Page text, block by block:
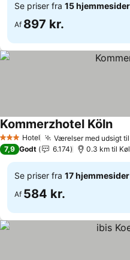
Se priser fra 15 hjemmesider
Af 897 kr.
3 StjernerHotel Værelser med udsigt
Kommerzhotel Köln
7,9 Godt 6.174 0.3 km til
Se priser fra 17 hjemmesider
Af 584 kr.